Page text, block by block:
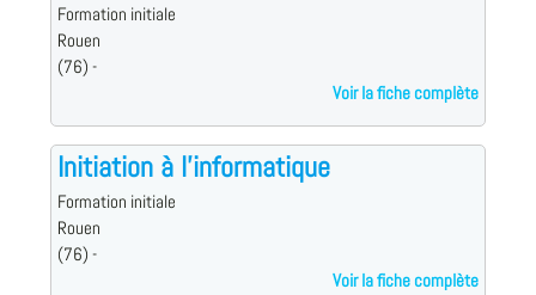
Formation initiale
Rouen
(76) -
Voir la fiche complète
Initiation à l'informatique
Formation initiale
Rouen
(76) -
Voir la fiche complète